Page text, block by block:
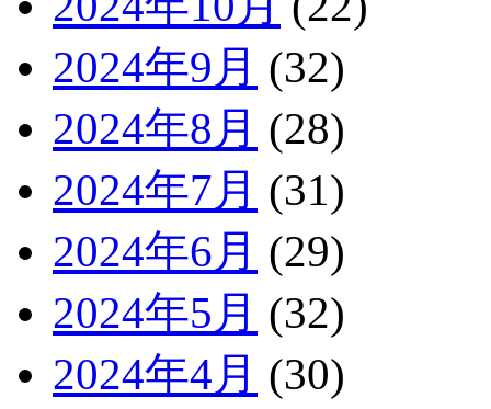
2024年9月 (32)
2024年8月 (28)
2024年7月 (31)
2024年6月 (29)
2024年5月 (32)
2024年4月 (30)